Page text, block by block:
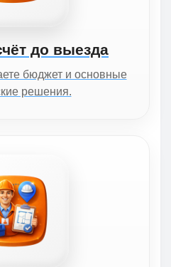
до выезда
бюджет и основные
решения.